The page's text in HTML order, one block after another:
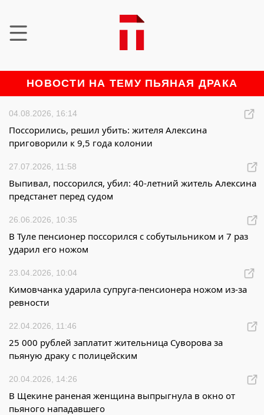
НОВОСТИ НА ТЕМУ ПЬЯНАЯ ДРАКА
04.08.2026, 16:14
Поссорились, решил убить: жителя Алексина
приговорили к 9,5 года колонии
27.07.2026, 11:58
Выпивал, поссорился, убил: 40-летний житель Алексина
предстанет перед судом
26.06.2026, 10:35
В Туле пенсионер поссорился с собутыльником и 7 раз
ударил его ножом
23.04.2026, 10:04
Кимовчанка ударила супруга-пенсионера ножом из-за
ревности
22.04.2026, 11:46
25 000 рублей заплатит жительница Суворова за
пьяную драку с полицейским
20.04.2026, 14:26
В Щекине раненая женщина выпрыгнула в окно от
пьяного нападавшего